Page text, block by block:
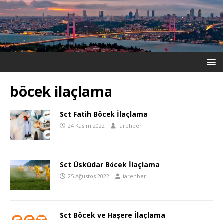
böcek ilaçlama
Sct Fatih Böcek İlaçlama
24 Kasım 2022 iarehber
Sct Üsküdar Böcek İlaçlama
25 Ağustos 2022 iarehber
Sct Böcek ve Haşere İlaçlama